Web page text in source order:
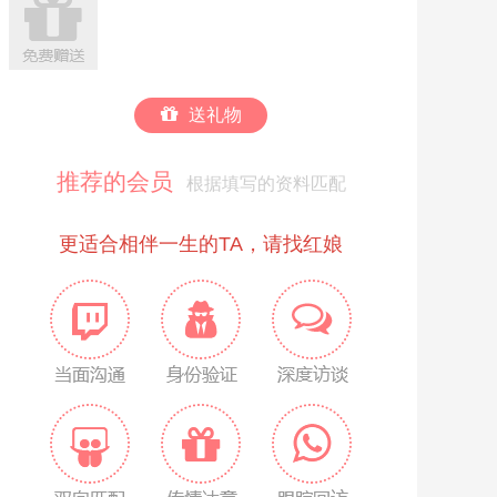
送礼物
推荐的会员 根据填写的资料匹配
更适合相伴一生的TA，请找红娘